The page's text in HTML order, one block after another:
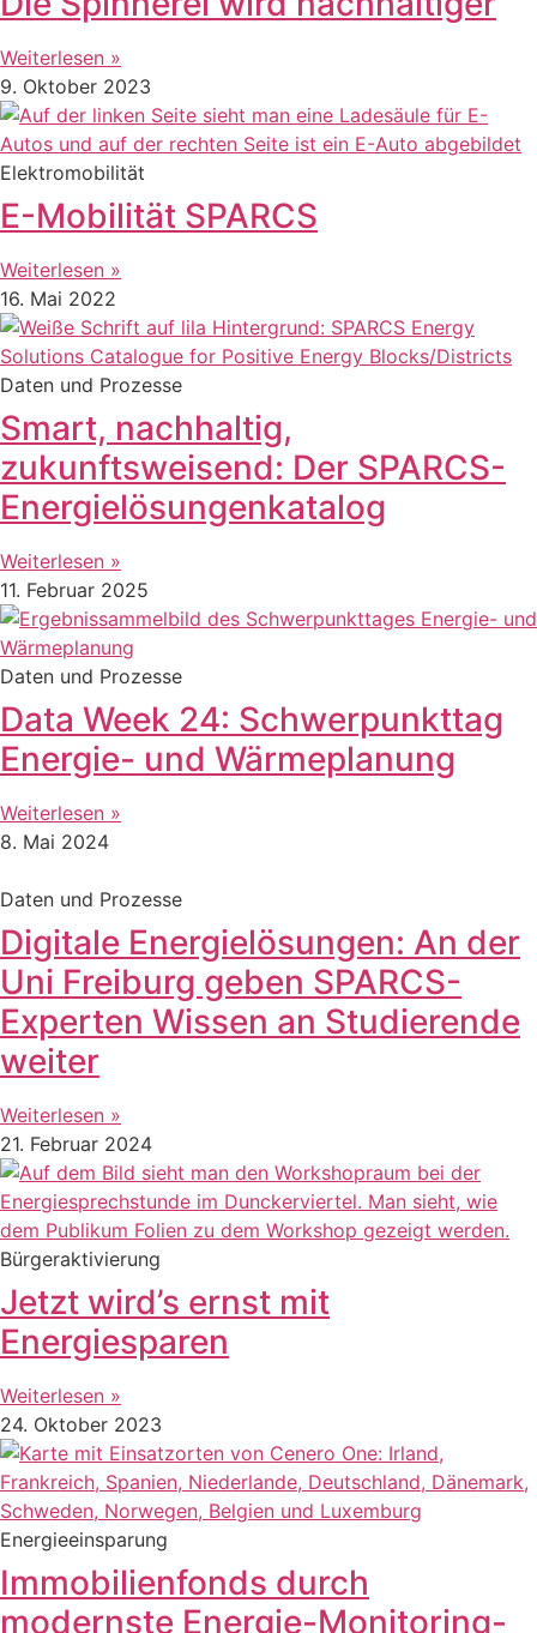
Weiterlesen »
9. Oktober 2023
Elektromobilität
E-Mobilität SPARCS
Weiterlesen »
16. Mai 2022
Daten und Prozesse
Smart, nachhaltig,
zukunftsweisend: Der SPARCS-
Energielösungenkatalog
Weiterlesen »
11. Februar 2025
Daten und Prozesse
Data Week 24: Schwerpunkttag
Energie- und Wärmeplanung
Weiterlesen »
8. Mai 2024
Daten und Prozesse
Digitale Energielösungen: An der
Uni Freiburg geben SPARCS-
Experten Wissen an Studierende
weiter
Weiterlesen »
21. Februar 2024
Bürgeraktivierung
Jetzt wird’s ernst mit
Energiesparen
Weiterlesen »
24. Oktober 2023
Energieeinsparung
Immobilienfonds durch
modernste Energie-Monitoring-